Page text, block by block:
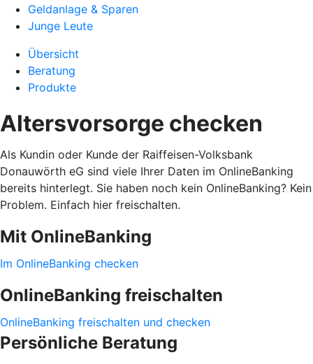
Geldanlage & Sparen
Junge Leute
Übersicht
Beratung
Produkte
Altersvorsorge checken
Als Kundin oder Kunde der Raiffeisen-Volksbank
Donauwörth eG sind viele Ihrer Daten im OnlineBanking
bereits hinterlegt. Sie haben noch kein OnlineBanking? Kein
Problem. Einfach hier freischalten.
Mit OnlineBanking
Im OnlineBanking checken
OnlineBanking freischalten
OnlineBanking freischalten und checken
Persönliche Beratung